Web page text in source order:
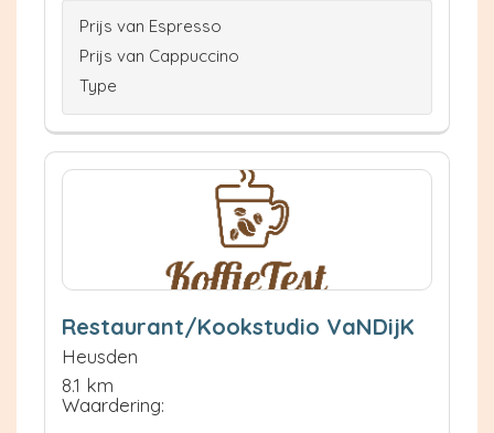
Prijs van Espresso
Prijs van Cappuccino
Type
Restaurant/Kookstudio VaNDijK
Heusden
8.1 km
Waardering: